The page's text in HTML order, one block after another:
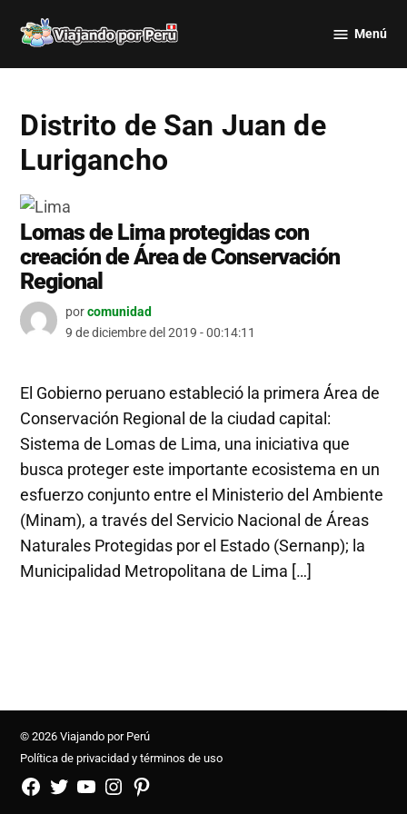
por Perú
Menú
Distrito de San Juan de
Lurigancho
Lomas de Lima protegidas con
creación de Área de Conservación
Regional
porcomunidad
9 de diciembre del 2019 - 00:14:11
El Gobierno peruano estableció la primera Área de
Conservación Regional de la ciudad capital:
Sistema de Lomas de Lima, una iniciativa que
busca proteger este importante ecosistema en un
esfuerzo conjunto entre el Ministerio del Ambiente
(Minam), a través del Servicio Nacional de Áreas
Naturales Protegidas por el Estado (Sernanp); la
Municipalidad Metropolitana de Lima […]
© 2026 Viajando por Perú
Política de privacidad y términos de uso
FB
TW YouTubeInstagramPinterest